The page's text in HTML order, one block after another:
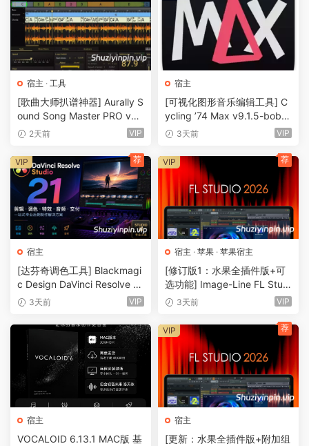
宿主 · 工具
[歌曲大师扒谱神器] Aurally S
ound Song Master PRO v5.
0.02 [WiN]（355MB）
2天前 VIP
宿主
[可视化图形音乐编辑工具] C
ycling ’74 Max v9.1.5-bobd
ule [WiN]（724MB）
3天前 VIP
宿主
[达芬奇调色工具] Blackmagi
c Design DaVinci Resolve St
udio 21.0.4 Build 5 x64-R2R
3天前 VIP
VIP 荐
宿主 · 苹果 · 苹果宿主
[修订版1：水果全插件版+可
选功能] Image-Line FL Studi
o Producer Edition v26.1.3.5
ptional Features REV 1-GUIS
EPPE[MacOSX]（1.1GB+33
0MB)
3天前 VIP
VIP 荐
宿主
VOCALOID 6.13.1 MAC版 基
宿主
[更新：水果全插件版+附加组
VIP 荐